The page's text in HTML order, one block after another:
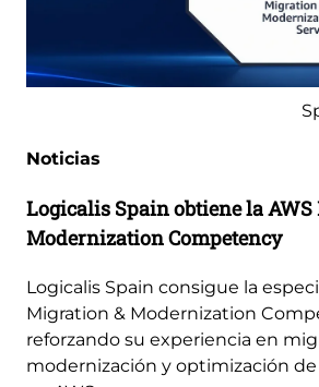
Noticias
Logicalis Spain obtiene la
Modernization Competency
Logicalis Spain consigue la
Migration & Modernization
reforzando su experiencia en
modernización y optimización